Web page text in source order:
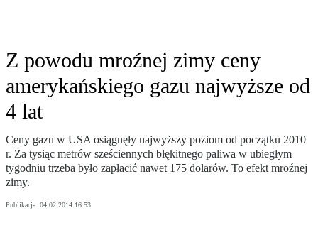
Z powodu mroźnej zimy ceny
amerykańskiego gazu najwyższe od
4 lat
Ceny gazu w USA osiągnęły najwyższy poziom od początku 2010
r. Za tysiąc metrów sześciennych błękitnego paliwa w ubiegłym
tygodniu trzeba było zapłacić nawet 175 dolarów. To efekt mroźnej
zimy.
Publikacja: 04.02.2014 16:53